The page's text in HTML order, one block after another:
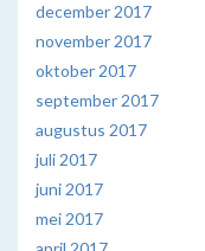
december 2017
november 2017
oktober 2017
september 2017
augustus 2017
juli 2017
juni 2017
mei 2017